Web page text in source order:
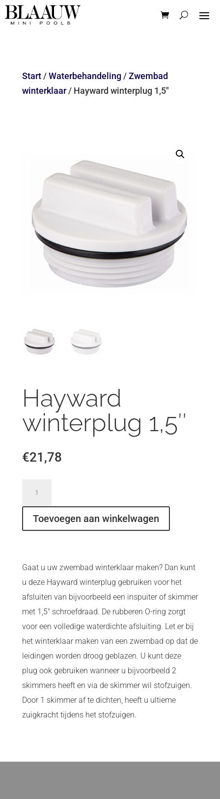
Start/Waterbehandeling/Zwembad
winterklaar/ Hayward winterplug 1,5″
Hayward
winterplug 1,5″
€21,78
1,5"
aantal
Toevoegen aan winkelwagen
Gaat u uw zwembad winterklaar maken? Dan kunt
u deze Hayward winterplug gebruiken voor het
afsluiten van bijvoorbeeld een inspuiter of skimmer
met 1,5″ schroefdraad. De rubberen O-ring zorgt
voor een volledige waterdichte afsluiting. Let er bij
het winterklaar maken van een zwembad op dat de
leidingen worden droog geblazen. U kunt deze
plug ook gebruiken wanneer u bijvoorbeeld 2
skimmers heeft en via de skimmer wil stofzuigen.
Door 1 skimmer af te dichten, heeft u ultieme
zuigkracht tijdens het stofzuigen.